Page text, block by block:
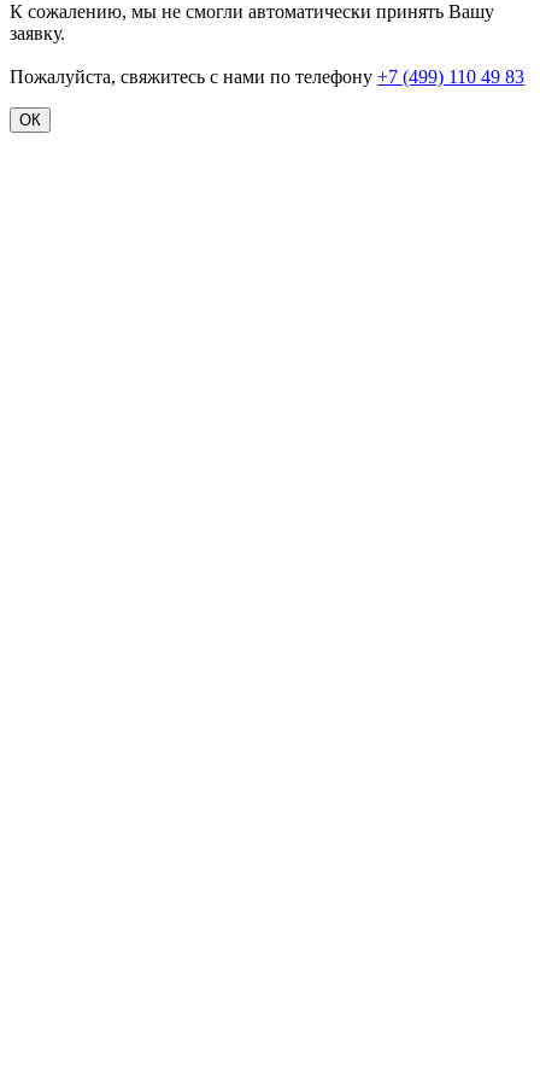
К сожалению, мы не смогли автоматически принять Вашу
заявку.
Пожалуйста, свяжитесь с нами по телефону +7 (499) 110 49 83
ОК